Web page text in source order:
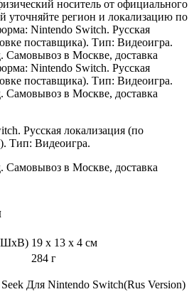
носитель от официального
уточняйте регион и локализацию по
Nintendo Switch. Русская
поставщика). Тип: Видеоигра.
Самовывоз в Москве, доставка
Nintendo Switch. Русская
поставщика). Тип: Видеоигра.
Самовывоз в Москве, доставка
Русская локализация (по
Тип: Видеоигра.
Самовывоз в Москве, доставка
19 x 13 x 4 см
284 г
Для Nintendo Switch(Rus Version)